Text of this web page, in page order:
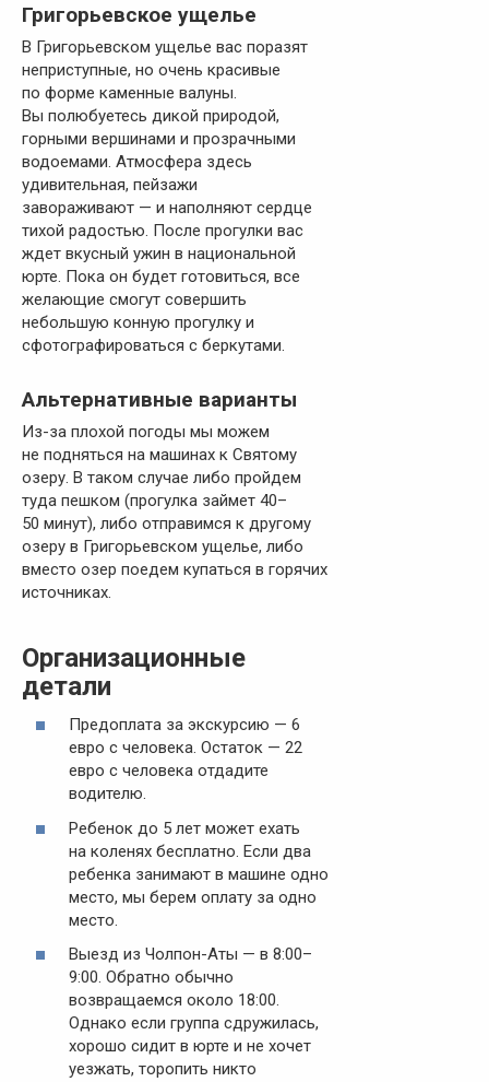
Григорьевское ущелье
В Григорьевском ущелье вас поразят
неприступные, но очень красивые
по форме каменные валуны.
Вы полюбуетесь дикой природой,
горными вершинами и прозрачными
водоемами. Атмосфера здесь
удивительная, пейзажи
завораживают — и наполняют сердце
тихой радостью. После прогулки вас
ждет вкусный ужин в национальной
юрте. Пока он будет готовиться, все
желающие смогут совершить
небольшую конную прогулку и
сфотографироваться с беркутами.
Альтернативные варианты
Из-за плохой погоды мы можем
не подняться на машинах к Святому
озеру. В таком случае либо пройдем
туда пешком (прогулка займет 40–
50 минут), либо отправимся к другому
озеру в Григорьевском ущелье, либо
вместо озер поедем купаться в горячих
источниках.
Организационные
детали
Предоплата за экскурсию — 6
евро с человека. Остаток — 22
евро с человека отдадите
водителю.
Ребенок до 5 лет может ехать
на коленях бесплатно. Если два
ребенка занимают в машине одно
место, мы берем оплату за одно
место.
Выезд из Чолпон-Аты — в 8:00–
9:00. Обратно обычно
возвращаемся около 18:00.
Однако если группа сдружилась,
хорошо сидит в юрте и не хочет
уезжать, торопить никто